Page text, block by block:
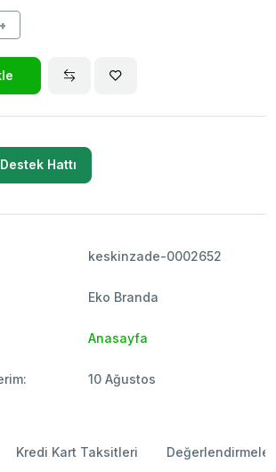
+
Hattı
keskinzade-0002652
Eko Branda
Anasayfa
10 Ağustos
Kredi Kart Taksitleri Değerlendirmeler